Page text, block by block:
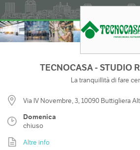
TECNOCASA - STUDIO
La tranquillità di fare
Via IV Novembre, 3, 10090 Buttigliera
Domenica
chiuso
Altre info